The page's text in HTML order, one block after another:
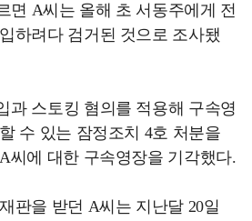
면 A씨는 올해 초 서동주에게 전
하려다 검거된 것으로 조사됐
과 스토킹 혐의를 적용해 구속영
수 있는 잠정조치 4호 처분을
씨에 대한 구속영장을 기각했다.
판을 받던 A씨는 지난달 20일